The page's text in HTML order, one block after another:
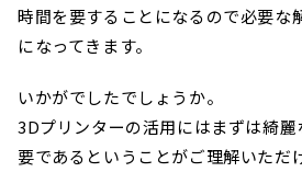
時間を要することになるので必要な
になってきます。
いかがでしたでしょうか。
3Dプリンターの活用にはまずは綺
要であるということがご理解いただ